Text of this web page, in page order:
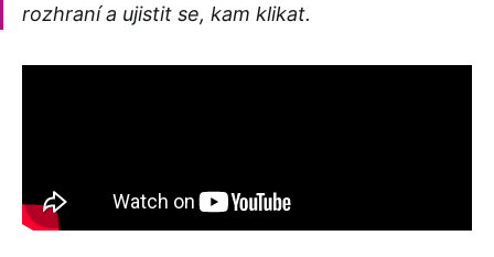
rozhraní a ujistit se, kam klikat.